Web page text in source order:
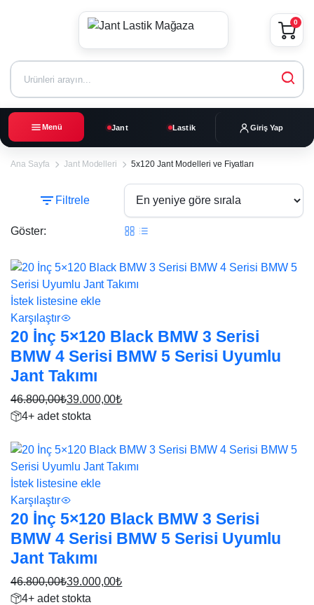
Menü Jant Lastik Giriş Yap
0
Ana Sayfa Jant Modelleri 5x120 Jant Modelleri ve Fiyatları
Filtrele
Göster:
Jant
Modelleri
ve
Fiyatları
ürünleri
İstek listesine ekle
Karşılaştır
20 İnç 5×120 Black BMW 3 Serisi
BMW 4 Serisi BMW 5 Serisi Uyumlu
Jant Takımı
46.800,00₺
Orijinal
46.800,00₺.
39.000,00₺
Şu
fiyat:
39.000,00₺.
4+ adet stokta
İstek listesine ekle
Karşılaştır
20 İnç 5×120 Black BMW 3 Serisi
BMW 4 Serisi BMW 5 Serisi Uyumlu
Jant Takımı
46.800,00₺
Orijinal
39.000,00₺
Şu4+ adet stokta